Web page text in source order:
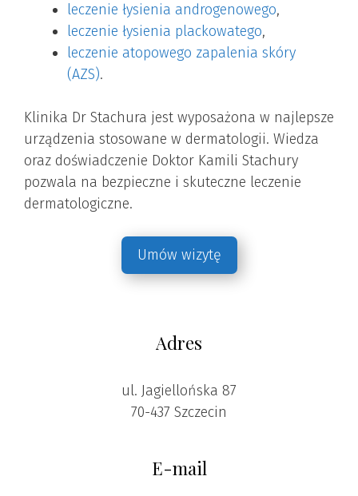
leczenie łysienia androgenowego,
leczenie łysienia plackowatego,
leczenie atopowego zapalenia skóry
(AZS).
Klinika Dr Stachura jest wyposażona w najlepsze
urządzenia stosowane w dermatologii. Wiedza
oraz doświadczenie Doktor Kamili Stachury
pozwala na bezpieczne i skuteczne leczenie
dermatologiczne.
Umów wizytę
Adres
ul. Jagiellońska 87
70-437 Szczecin
E-mail